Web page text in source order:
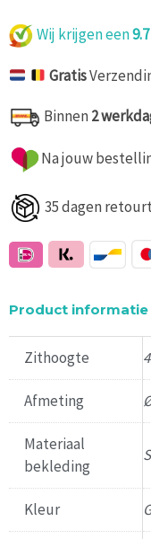
Can
aantal
Wij krijgen een9.7
Gratis
Binnen 2
Na jouw
35 dagen
Product informatie
Zithoogte
Afmeting
Materiaal
bekleding
Kleur